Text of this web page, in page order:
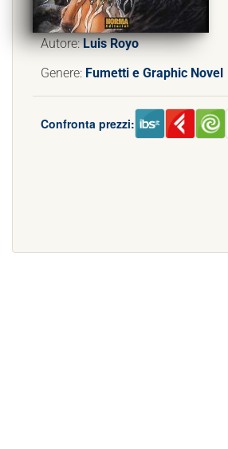
Autore:Luis Royo
Genere: Fumetti e Graphic Novel
Confronta prezzi: